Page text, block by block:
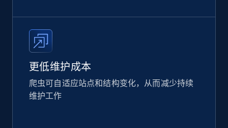
更低维护成本
爬虫可自适应站点和结构变化，从而减少持续
维护工作